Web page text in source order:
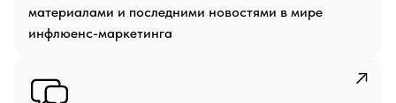
материалами и последними новостями в мире
инфлюенс-маркетинга